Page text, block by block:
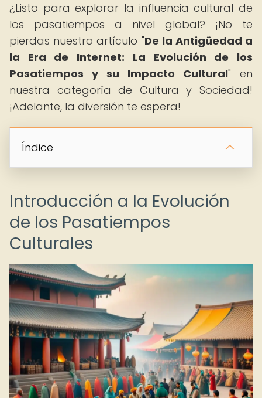
¿Listo para explorar la influencia cultural de
los pasatiempos a nivel global? ¡No te
pierdas nuestro artículo "De la Antigüedad a
la Era de Internet: La Evolución de los
Pasatiempos y su Impacto Cultural" en
nuestra categoría de Cultura y Sociedad!
¡Adelante, la diversión te espera!
Índice
Introducción a la Evolución
de los Pasatiempos
Culturales